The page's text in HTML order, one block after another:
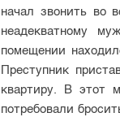
начал звонить во
неадекватному
помещении
Преступник
квартиру. В этот
потребовали